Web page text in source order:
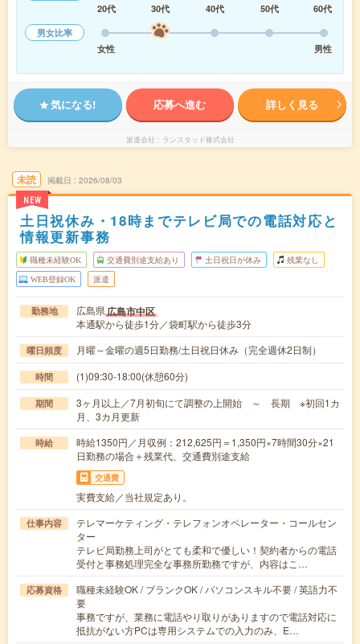
20代
30代 40代 50代
60代
男女比率
女性
男性
気になる! 応募へ進む 詳しく見る
派遣会社 ランスタッド株式会社
未読
NEW
掲載日 2026/08/03
土日祝休み・18時までテレビ局での電話対応と
情報更新事務
職種未経験OK 交通費別途支給あり 土日祝日が休み 残業なし
WEB登録OK 派遣
勤務地 広島県広島市中区
本通駅から徒歩1分／袋町駅から徒歩3分
曜日頻度 月曜～金曜の週5日勤務/土日祝日休み（完全週休2日制）
時間 (1)09:30-18:00(休憩60分)
期間
3ヶ月以上／7月初旬にて調整の上開始 ～ 長期 ※初回1カ
月、3カ月更新
時給
時給1350円／月収例：212,625円＝1,350円×7時間30分×21
日勤務の場合＋残業代、交通費別途支給
交通費
実費支給／当社規定あり。
仕事内容
テレマーケティング・テレフォンオペレーター・コールセン
ター
テレビ局勤務上司がとても柔和で優しい！契約者からの電話
受付と事務処理完全な事務所勤務ですが、内容はこ…
応募資格
職種未経験OK / ブランクOK / パソコンスキル不要 / 英語力不
要
事務ですが、業務に電話やり取りがありますので電話対応に
抵抗がない方PCは専用システムでの入力のみ、E…